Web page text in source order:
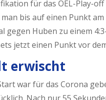
für das ÖEL-Play-
bis auf einen Punkt
gegen Huben zu einem
jetzt einen Punkt vor dem
erwischt
war für das Corona